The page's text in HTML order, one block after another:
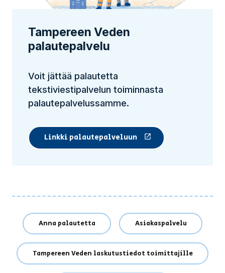
Tampereen Veden
palautepalvelu
Voit jättää palautetta
tekstiviestipalvelun toiminnasta
palautepalvelussamme.
Linkki palautepalveluun
(Linkki vie ulkopuoliselle
Anna palautetta Asiakaspalvelu
Tampereen Veden laskutustiedot toimittajille